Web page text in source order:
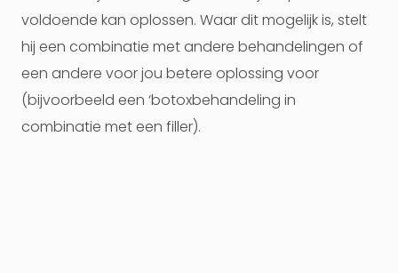
voldoende kan oplossen. Waar dit mogelijk is, stelt
hij een combinatie met andere behandelingen of
een andere voor jou betere oplossing voor
(bijvoorbeeld een ‘botoxbehandeling in
combinatie met een filler).